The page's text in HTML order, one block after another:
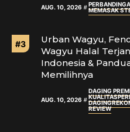
AUG. 10, 2026
MEMASAK
Urban Wagyu,
Wagyu Halal
Indonesia &
Memilihnya
AUG. 10, 2026
DAGING
KUALITAS
DAGING
REVIEW